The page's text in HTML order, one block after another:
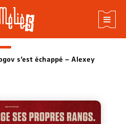
s’est échappé – Alexey